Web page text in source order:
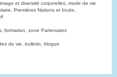
et diversité corporelles, mode de vie
Premières Nations et Inuits,
formation, zone Partenaires
de vie, bulletin, blogue